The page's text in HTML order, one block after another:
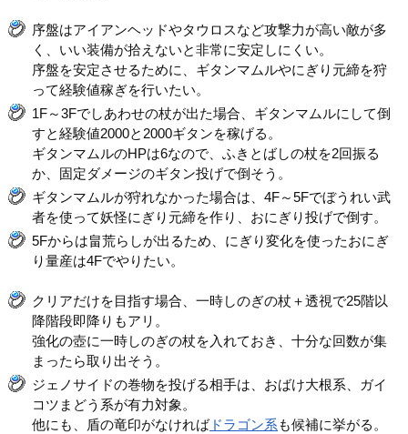
序盤はアイアンヘッドやタウロスなど攻撃力が高い敵が多
く、いい装備が拾えないと非常に安定しにくい。
序盤を安定させるために、ギタンマムルやにぎり元締を狩
って経験値稼ぎを行いたい。
1F～3Fでしあわせの杖が出た場合、ギタンマムルにして倒
すと経験値2000と2000ギタンを稼げる。
ギタンマムルのHPは6なので、ふきとばしの杖を2回振る
か、固定ダメージのギタン投げで倒そう。
ギタンマムルが狩れなかった場合は、4F～5Fでぼうれい武
者を使って妖怪にぎり元締を作り、おにぎり投げで倒す。
5Fからは畠荒らしが出るため、にぎり変化を使ったおにぎ
り量産は4Fでやりたい。
クリアだけを目指す場合、一時しのぎの杖＋透視で25階以
降階段即降りもアリ。
強化の壺に一時しのぎの杖を入れておき、十分な回数が集
まったら取り出そう。
ジェノサイドの巻物を投げる相手は、おばけ大根系、ガイ
コツまどう系が有力対象。
他にも、盾の竜印がなければドラゴン系も候補に挙がる。